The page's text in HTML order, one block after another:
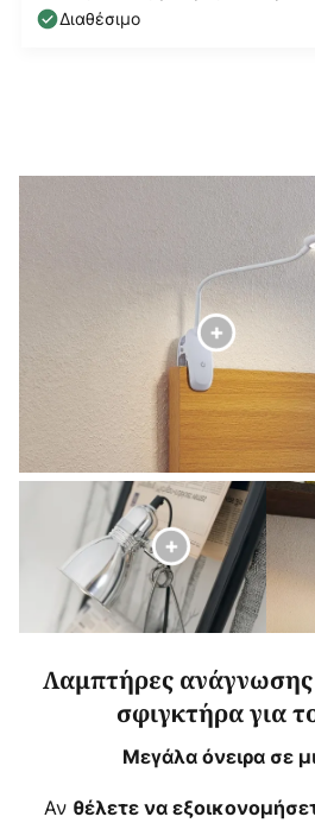
ανάγνωσης, E14
Διαθέσιμο
Λαμπτήρες
σφιγκτήρα για
Μεγάλα όνειρα σε
Αν θέλετε να